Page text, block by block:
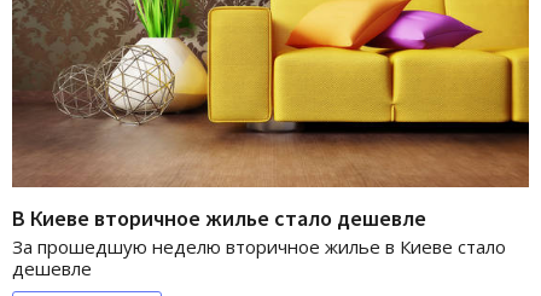
В Киеве вторичное жилье стало дешевле
За прошедшую неделю вторичное жилье в Киеве стало
дешевле